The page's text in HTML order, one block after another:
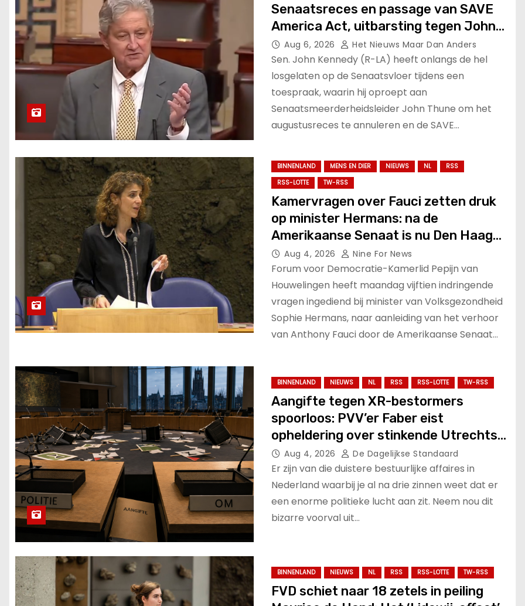
Senaatsreces en passage van SAVE
America Act, uitbarsting tegen John
Thune en RINOs.
Aug 6, 2026 Het Nieuws Maar Dan Anders
Sen. John Kennedy (R-LA) heeft onlangs de hel
losgelaten op de Senaatsvloer tijdens een
toespraak, waarin hij oproept aan
Senaatsmeerderheidsleider John Thune om het
augustusreces te annuleren en de SAVE…
BINNENLAND MENS EN DIER NIEUWS NL
RSS
RSS-LOTTE
TW-RSS
Kamervragen over Fauci zetten druk
op minister Hermans: na de
Amerikaanse Senaat is nu Den Haag
aan zet.
Aug 4, 2026 Nine For News
Forum voor Democratie-Kamerlid Pepijn van
Houwelingen heeft maandag vijftien indringende
vragen ingediend bij minister van Volksgezondheid
Sophie Hermans, naar aanleiding van het verhoor
van Anthony Fauci door de Amerikaanse Senaat…
BINNENLAND NIEUWS NL RSS RSS-LOTTE TW-RSS
Aangifte tegen XR-bestormers
spoorloos: PVV’er Faber eist
opheldering over stinkende Utrechtse
zaak!.
Aug 4, 2026 De Dagelijkse Standaard
Er zijn van die duistere bestuurlijke affaires in
Nederland waarbij je al na drie zinnen weet dat er
een enorme politieke lucht aan zit. Neem nou dit
bizarre voorval uit…
BINNENLAND NIEUWS NL RSS RSS-LOTTE TW-RSS
FVD schiet naar 18 zetels in peiling